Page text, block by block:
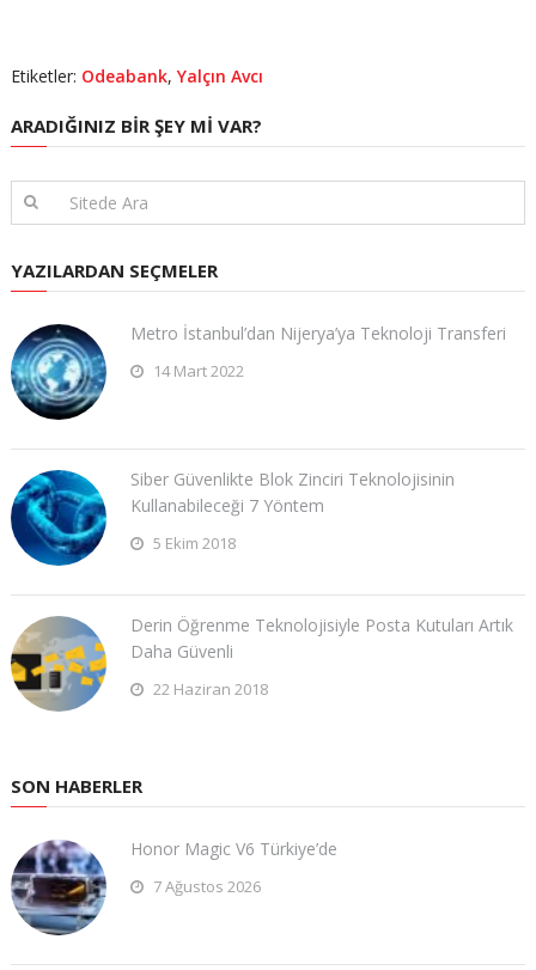
Etiketler: Odeabank, Yalçın Avcı
ARADIĞINIZ BIR ŞEY MI VAR?
YAZILARDAN SEÇMELER
Metro İstanbul’dan Nijerya’ya Teknoloji Transferi
14 Mart 2022
Siber Güvenlikte Blok Zinciri Teknolojisinin
Kullanabileceği 7 Yöntem
5 Ekim 2018
Derin Öğrenme Teknolojisiyle Posta Kutuları Artık
Daha Güvenli
22 Haziran 2018
SON HABERLER
Honor Magic V6 Türkiye’de
7 Ağustos 2026